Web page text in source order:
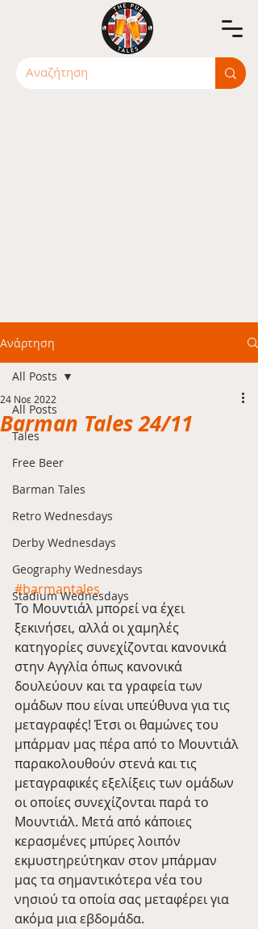
Ανάρτηση
All Posts
Tales
Free Beer
Barman Tales
Retro Wednesdays
Derby Wednesdays
Geography Wednesdays
Stadium Wednesdays
All Posts
Barman Tales 24/11
24 Νοε 2022
#barmantales
Το Μουντιάλ μπορεί να έχει
ξεκινήσει, αλλά οι χαμηλές
κατηγορίες συνεχίζονται κανονικά
στην Αγγλία όπως κανονικά
δουλεύουν και τα γραφεία των
ομάδων που είναι υπεύθυνα για τις
μεταγραφές! Έτσι οι θαμώνες του
μπάρμαν μας πέρα από το Μουντιάλ
παρακολουθούν στενά και τις
μεταγραφικές εξελίξεις των ομάδων
οι οποίες συνεχίζονται παρά το
Μουντιάλ. Μετά από κάποιες
κερασμένες μπύρες λοιπόν
εκμυστηρεύτηκαν στον μπάρμαν
μας τα σημαντικότερα νέα του
νησιού τα οποία σας μεταφέρει για
ακόμα μια εβδομάδα.